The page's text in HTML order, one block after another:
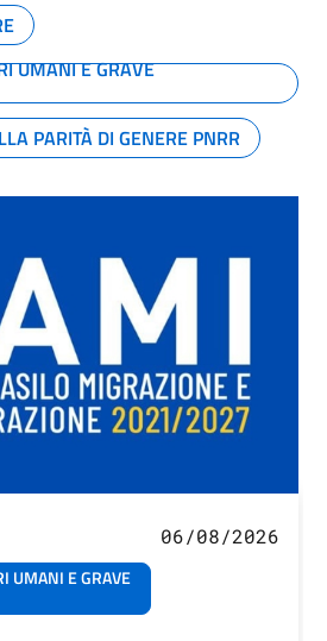
UMANI E GRAVE
PARITÀ DI GENERE PNRR
UMANI E GRAVE
06/08/2026